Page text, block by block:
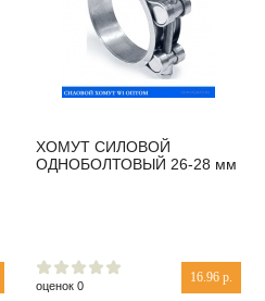
ХОМУТ СИЛОВОЙ
ОДНОБОЛТОВЫЙ 26-28 мм
16.96 р.
оценок 0